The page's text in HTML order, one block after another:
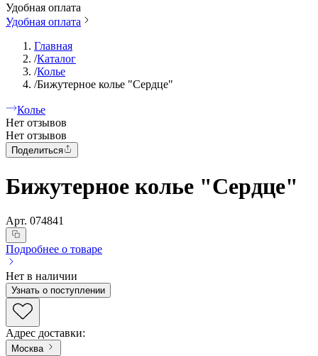
Удобная оплата
Удобная оплата
Главная
/Каталог
/Колье
/Бижутерное колье "Сердце"
Колье
Нет отзывов
Нет отзывов
Поделиться
Бижутерное колье "Сердце"
Арт. 074841
Подробнее о товаре
Нет в наличии
Узнать о поступлении
Адрес доставки:
Москва